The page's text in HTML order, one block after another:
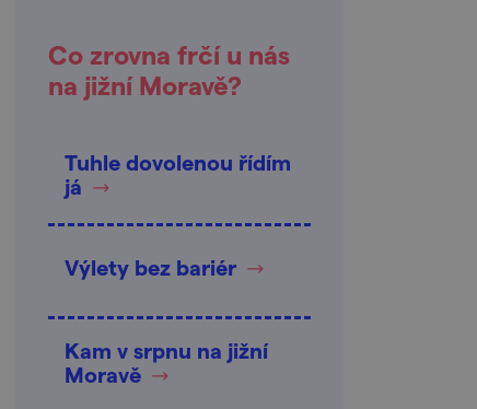
Co zrovna frčí u nás
na jižní Moravě?
Tuhle dovolenou řídím
já
Výlety bez bariér
Kam v srpnu na jižní
Moravě